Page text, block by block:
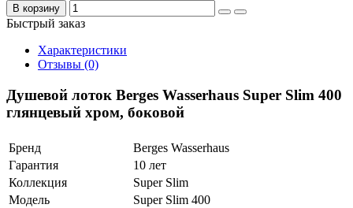
В корзину
Быстрый заказ
Характеристики
Отзывы (0)
Душевой лоток Berges Wasserhaus Super Slim 400
глянцевый хром, боковой
Бренд
Berges Wasserhaus
Гарантия
10 лет
Коллекция
Super Slim
Модель
Super Slim 400